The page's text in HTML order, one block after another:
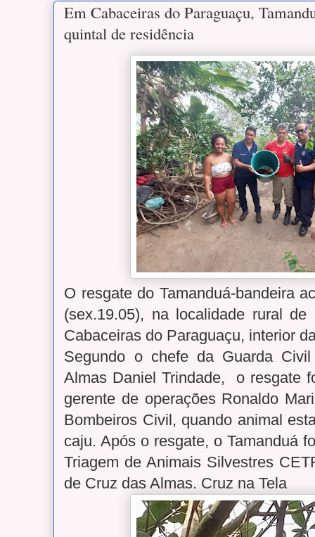
Em Cabaceiras do Paraguaçu,
quintal de residência
O resgate do Tamanduá-bandeira
(sex.19.05), na localidade rural
Cabaceiras do Paraguaçu, interior
Segundo o chefe da Guarda
Almas Daniel Trindade, o resgate
gerente de operações Ronaldo
Bombeiros Civil, quando animal
caju. Após o resgate, o Tamanduá
Triagem de Animais Silvestres
de Cruz das Almas. Cruz na Tela